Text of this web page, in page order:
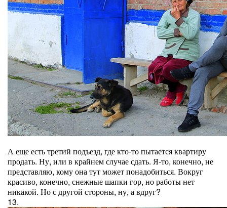
А еще есть третий подъезд, где кто-то пытается квартиру
продать. Ну, или в крайнем случае сдать. Я-то, конечно, не
представляю, кому она тут может понадобиться. Вокруг
красиво, конечно, снежные шапки гор, но работы нет
никакой. Но с другой стороны, ну, а вдруг?
13.